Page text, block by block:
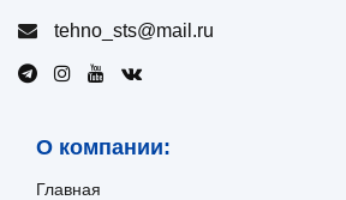
tehno_sts@mail.ru
О компании:
Главная